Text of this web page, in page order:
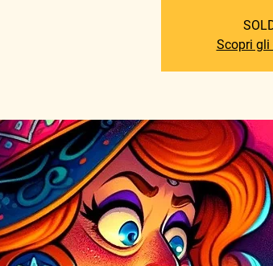
Scopri gli